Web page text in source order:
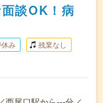
談OK！病
み 残業なし